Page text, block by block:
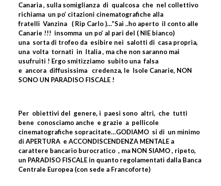
Canaria , sulla somiglianza di qualcosa che nel collettivo
richiama un po’ citazioni cinematografiche alla
fratelli Vanzina ( Rip Carlo )…”Sai ..ho aperto il conto alle
Canarie !!! insomma un po’ al pari del ( NIE bianco)
una sorta di trofeo da esibire nei salotti di casa propria,
una volta tornati in Italia , ma che non saranno mai
usufruiti ! Ergo smitizziamo subito una falsa
e ancora diffusissima credenza, le Isole Canarie, NON
SONO UN PARADISO FISCALE !
Per obiettivi del genere, i paesi sono altri, che tutti
bene conosciamo anche e grazie a pellicole
cinematografiche sopracitate…GODIAMO si di un minimo
di APERTURA e ACCONDISCENDENZA MENTALE a
carattere bancario burocratico , ma NON SIAMO , ripeto,
un PARADISO FISCALE in quanto regolamentati dalla Banca
Centrale Europea (con sede a Francoforte)